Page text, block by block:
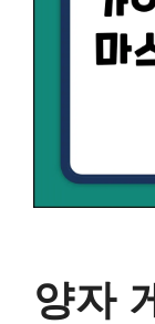
양자